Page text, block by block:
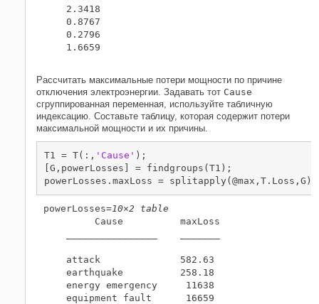
    2.3418
    0.8767
    0.2796
    1.6659
Рассчитать максимальные потери мощности по причине
отключения электроэнергии. Задавать тот Cause
сгруппированная переменная, используйте табличную
индексацию. Составьте таблицу, которая содержит потери
максимальной мощности и их причины.
T1 = T(:, 'Cause' );
[G,powerLosses] = findgroups(T1);
powerLosses.maxLoss = splitapply(@max,T.Loss,G)
powerLosses=10×2 table
         Cause          maxLoss
    attack              582.63
    earthquake          258.18
    energy emergency     11638
    equipment fault      16659